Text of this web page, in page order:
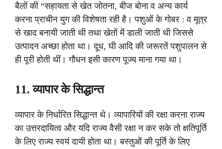
बैलों की “सहायता से खेत जोतना, बीज बोना व अन्य कार्य
करना प्राचीन युग की विशेषता रही है। पशुओं के गोबर : व मूत्र
से खाद बनायी जाती थी तथा खेतों में डाली जाती थी जिससे
उत्पादन अच्छा होता था। दूध, घी आदि की जरूरतें पशुपालन से
ही पूरी होती थीं। गौधन इसी कारण पूज्य माना गया था।
11. व्यापार के सिद्धान्त
व्यापार के निर्धारित सिद्धान्त थे। व्यापारियों की रक्षा करना राज्य
का उत्तरदायित्व और यदि राज्य वैसी रक्षा न कर सके तो क्षतिपूर्ति
के लिए राज्य स्वयं दायी होता था। बस्तुओं की पूर्ति के लिए